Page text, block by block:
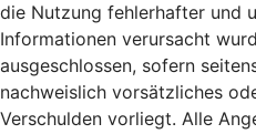
die Nutzung fehlerhafter und
Informationen verursacht
ausgeschlossen, sofern
nachweislich vorsätzliches
Verschulden vorliegt. Alle